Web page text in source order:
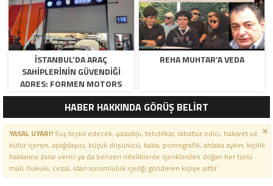
İSTANBUL’DA ARAÇ
SAHIPLERININ GÜVENDIĞI
ADRES: FORMEN MOTORS
REHA MUHTAR’A VEDA
HABER HAKKINDA GÖRÜŞ BELİRT
YASAL UYARI!Suç teşkil edecek, yasadışı, tehditkar, rahatsız edici, hakaret ve
küfür içeren, aşağılayıcı, küçük düşürücü, kaba, pornografik, ahlaka aykırı, kişilik
haklarına zarar verici ya da benzeri niteliklerde içeriklerden doğan her türlü
mali, hukuki, cezai, idari sorumluluk içeriği gönderen kişiye aittir.